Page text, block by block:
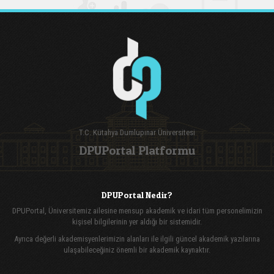
T.C. Kütahya Dumlupınar Üniversitesi
DPUPortal Platformu
DPUPortal Nedir?
DPUPortal, Üniversitemiz ailesine mensup akademik ve idari tüm personelimizin
kişisel bilgilerinin yer aldığı bir sistemidir.
Ayrıca değerli akademisyenlerimizin alanları ile ilgili güncel akademik yazılarına
ulaşabileceğiniz önemli bir akademik kaynaktır.